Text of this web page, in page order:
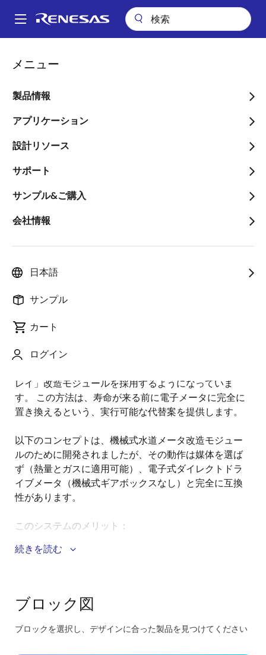
ン
Main
メニュー
製品情報
アプリケーション
設計リソース
サポート
サンプル&ご購入
会社情報
日本語
サンプル
カート
ログイン
パ
ン
く
ず
自動検針（AMR）改造モジュール
自動検針（AMR）改造モジ
ュール
ページセクションへ移動：
概要
要
説
機能に対する需要が高まるにつれ、多くの公共事業体
レイ」改造モジュールを採用するようになっていま
す。 この方法は、寿命が来る前に電子メータに完全に
置き換えるという、実行可能な代替案を提供します。
以下のコンセプトは、機械式水道メータ改造モジュー
ルのために開発されましたが、その動作は媒体を選ば
ず（熱量とガスに適用可能）、電子式ダイレクトドラ
イブメータ（機械式ギアボックスなし）と完全に互換
性があります。
このシステムのメリット：
柔軟な低消費電力MCUオプションはBOMを削減し、
機械式／レトロフィットメータ：計測（エネル
ギ、水、またはガスの測定）とアプリケーション
（通信プロトコル、データ処理）の両方の機能
用モジュールで実行します。
続きを読む
ブロック図
ブロックを選択し、デザインに合った製品を見つけてください